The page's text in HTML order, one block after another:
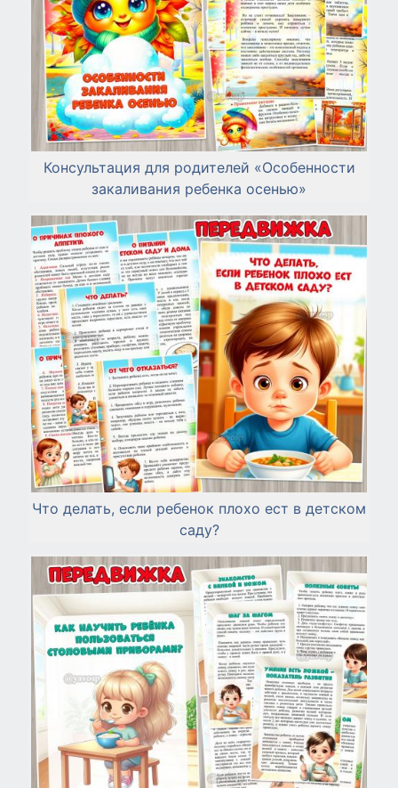
Консультация для родителей «Особенности
закаливания ребенка осенью»
Что делать, если ребенок плохо ест в детском
саду?